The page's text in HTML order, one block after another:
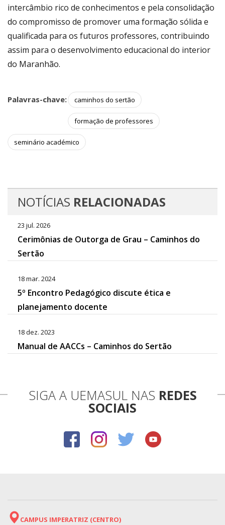
intercâmbio rico de conhecimentos e pela consolidação
do compromisso de promover uma formação sólida e
qualificada para os futuros professores, contribuindo
assim para o desenvolvimento educacional do interior
do Maranhão.
Palavras-chave: caminhos do sertão
formação de professores
seminário académico
NOTÍCIAS RELACIONADAS
23 jul. 2026
Cerimônias de Outorga de Grau – Caminhos do
Sertão
18 mar. 2024
5º Encontro Pedagógico discute ética e
planejamento docente
18 dez. 2023
Manual de AACCs – Caminhos do Sertão
SIGA A UEMASUL NAS REDES
SOCIAIS
CAMPUS IMPERATRIZ (CENTRO)